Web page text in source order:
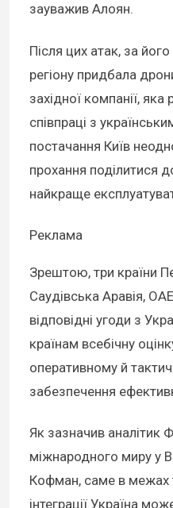
зауважив Алоян.
Після цих атак, за
регіону придбала
західної компанії,
співпраці з
постачання Київ
прохання поділитися
найкраще
Реклама
Зрештою, три країни
Саудівська Аравія,
відповідні угоди з
країнам всебічну
оперативному й
забезпечення
Як зазначив аналітик
міжнародного миру у
Кофман, саме в межах
інтеграції Україна